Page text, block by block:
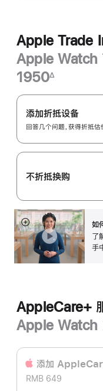
Apple Trade
Apple Watch
1950
注
∆
Apple
Trade
换
购
划：
添加折抵设备
回答几个问题，获得折抵估
不折抵换购
如
了
手
展
开
AppleCare+
Apple Watch
添加
RMB 649